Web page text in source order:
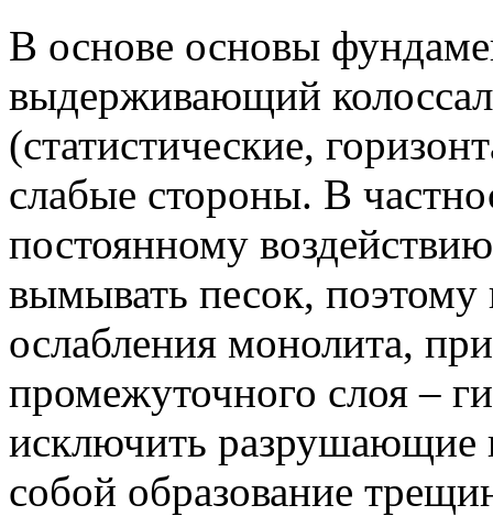
В основе основы
выдерживающий
(статистические,
слабые стороны. В
постоянному
вымывать песок, поэтому
ослабления монолита,
промежуточного слоя –
исключить разрушающие
собой образование